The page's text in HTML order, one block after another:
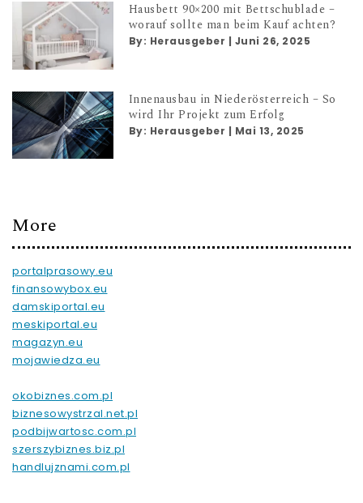
Hausbett 90×200 mit Bettschublade –
worauf sollte man beim Kauf achten?
By: Herausgeber | Juni 26, 2025
Innenausbau in Niederösterreich – So
wird Ihr Projekt zum Erfolg
By: Herausgeber | Mai 13, 2025
More
portalprasowy.eu
finansowybox.eu
damskiportal.eu
meskiportal.eu
magazyn.eu
mojawiedza.eu
okobiznes.com.pl
biznesowystrzal.net.pl
podbijwartosc.com.pl
szerszybiznes.biz.pl
handlujznami.com.pl